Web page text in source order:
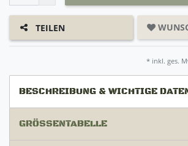
TEILEN
* inkl. ges.
BESCHREIBUNG & WICHTIGE
GRÖSSENTABELLE